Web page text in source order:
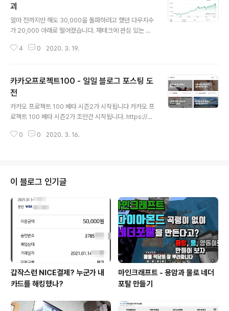
괴
얼마 전까지만 해도 30,000을 돌파하려고 했던 다우지수
가 20,000 아래로 떨어졌습니다. 재테크에 관심 있는 몇
월 안에 2만 아래로 떨어지느냐 떨어지지 않느냐로 밥사기
이번엔 져서 밥을 사볼까 해서 떨어진다에 걸었습니다. 그
런데 이게 웬일인지 20,000 아래로 떨어져서 또 밥을 얻
어먹게 생겼네요. 참고로 지난번 내기는 2019년에 코스피
지수가 1600 미만으로 떨어지느냐 떨어지지 않느냐였습
니다. 그때는 떨어지지 않는다에 걸어서 밥을 얻어먹었었
죠. 그런데 이게 웬일? 코스피 지수도 결국 지난번 내기 기
4 0 2020. 3. 19.
카카오프로젝트100 - 일일 블로그 포스팅 도
전
카카오 프로젝트 100 베타 시즌2가 시작됩니다 카카오 프
로젝트 100 베타 시즌2가 조만간 시작됩니다. https://pr
100일 프로젝트들이 등록되어 있으니 뭔가 꾸준히 해보는
원하는 프로젝트가 없다면 직접 개설해 보는 것도 좋은 방
법입니다. 운영자가 힘들긴 하지만 책임감이나 애착이 더
생기기 때문에 더 열심히 하는 효과가 생깁니다. 프로젝트
는 3월 23일(월)부터 시작하며 100일간 진행됩니다. 실천
보증금은 10,000원이며 인증에 실패하면 ..
0 0 2020. 3. 16.
이 블로그 인기글
갑작스런 NICE결제? 누군가 내
카드를 해킹했나?
마인크래프트 - 용암과 물로 네더
포탈 만들기